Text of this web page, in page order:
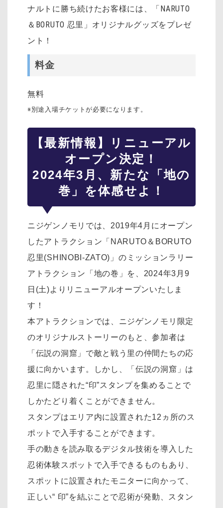
ナルトに勝ち続けたお客様には、「NARUTO
＆BORUTO 忍里」オリジナルグッズをプレゼ
ント！
料金
無料
※別途入場チケットが必要になります。
【最新情報 】リニューアル
オープン決定！
2024年3月、新たな「地の
巻」を体感せよ！
ニジゲンノモリでは、2019年4月にオープン
したアトラクション「NARUTO＆BORUTO
忍里(SHINOBI-ZATO)」のミッションラリー
アトラクション「地の巻」を、2024年3月9
日(土)よりリニューアルオープンいたしま
す！
本アトラクションでは、ニジゲンノモリ限定
のオリジナルストーリーのもと、参加者は
「伝説の洞窟」で敵と戦う里の仲間たちの応
援に向かいます。しかし、「伝説の洞窟」は
忍里に隠された“印”スタンプを集めることで
しかたどり着くことができません。
スタンプはエリア内に設置された12ヵ所のス
ポットで入手することができます。
手の動きを読み取るデジタル技術を導入した
忍術体験スポットで入手できるものもあり、
スポットに設置されたモニターに向かって、
正しい“ 印”を結ぶことで忍術が発動、スタン